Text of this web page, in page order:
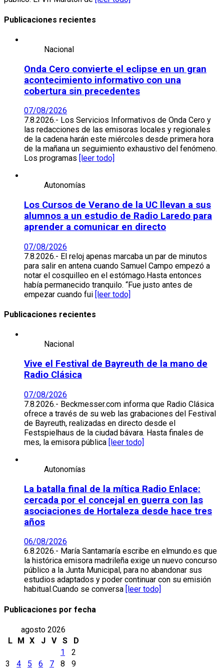
Publicaciones recientes
Nacional
Onda Cero convierte el eclipse en un gran
acontecimiento informativo con una
cobertura sin precedentes
07/08/2026
7.8.2026.- Los Servicios Informativos de Onda Cero y
las redacciones de las emisoras locales y regionales
de la cadena harán este miércoles desde primera hora
de la mañana un seguimiento exhaustivo del fenómeno.
Los programas
[leer todo]
Autonomías
Los Cursos de Verano de la UC llevan a sus
alumnos a un estudio de Radio Laredo para
aprender a comunicar en directo
07/08/2026
7.8.2026.- El reloj apenas marcaba un par de minutos
para salir en antena cuando Samuel Campo empezó a
notar el cosquilleo en el estómago.Hasta entonces
había permanecido tranquilo. “Fue justo antes de
empezar cuando fui [leer todo]
Publicaciones recientes
Nacional
Vive el Festival de Bayreuth de la mano de
Radio Clásica
07/08/2026
7.8.2026.- Beckmesser.com informa que Radio Clásica
ofrece a través de su web las grabaciones del Festival
de Bayreuth, realizadas en directo desde el
Festspielhaus de la ciudad bávara. Hasta finales de
mes, la emisora pública [leer todo]
Autonomías
La batalla final de la mítica Radio Enlace:
cercada por el concejal en guerra con las
asociaciones de Hortaleza desde hace tres
años
06/08/2026
6.8.2026.- María Santamaría escribe en elmundo.es que
la histórica emisora madrileña exige un nuevo concurso
público a la Junta Municipal, para no abandonar sus
estudios adaptados y poder continuar con su emisión
habitual.Cuando se conversa
[leer todo]
Publicaciones por fecha
agosto 2026
L
M X J V S
D
1
2
3
4 5 6 7 8
9